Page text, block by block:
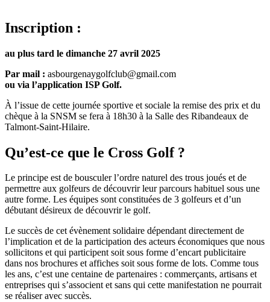
Inscription :
au plus tard le dimanche 27 avril 2025
Par mail : asbourgenaygolfclub@gmail.com
ou via l’application ISP Golf.
À l’issue de cette journée sportive et sociale la remise des prix et du
chèque à la SNSM se fera à 18h30 à la Salle des Ribandeaux de
Talmont-Saint-Hilaire.
Qu’est-ce que le Cross Golf ?
Le principe est de bousculer l’ordre naturel des trous joués et de
permettre aux golfeurs de découvrir leur parcours habituel sous une
autre forme. Les équipes sont constituées de 3 golfeurs et d’un
débutant désireux de découvrir le golf.
Le succès de cet évènement solidaire dépendant directement de
l’implication et de la participation des acteurs économiques que nous
sollicitons et qui participent soit sous forme d’encart publicitaire
dans nos brochures et affiches soit sous forme de lots. Comme tous
les ans, c’est une centaine de partenaires : commerçants, artisans et
entreprises qui s’associent et sans qui cette manifestation ne pourrait
se réaliser avec succès.